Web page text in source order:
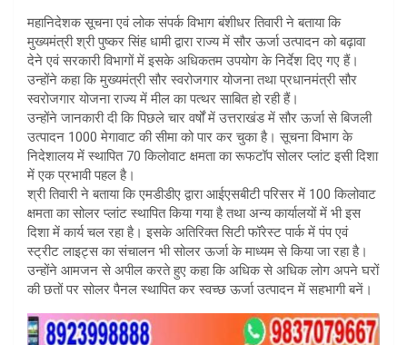
महानिदेशक सूचना एवं लोक संपर्क विभाग बंशीधर तिवारी ने बताया कि
मुख्यमंत्री श्री पुष्कर सिंह धामी द्वारा राज्य में सौर ऊर्जा उत्पादन को बढ़ावा
देने एवं सरकारी विभागों में इसके अधिकतम उपयोग के निर्देश दिए गए हैं।
उन्होंने कहा कि मुख्यमंत्री सौर स्वरोजगार योजना तथा प्रधानमंत्री सौर
स्वरोजगार योजना राज्य में मील का पत्थर साबित हो रही हैं।
उन्होंने जानकारी दी कि पिछले चार वर्षों में उत्तराखंड में सौर ऊर्जा से बिजली
उत्पादन 1000 मेगावाट की सीमा को पार कर चुका है। सूचना विभाग के
निदेशालय में स्थापित 70 किलोवाट क्षमता का रूफटॉप सोलर प्लांट इसी दिशा
में एक प्रभावी पहल है।
श्री तिवारी ने बताया कि एमडीडीए द्वारा आईएसबीटी परिसर में 100 किलोवाट
क्षमता का सोलर प्लांट स्थापित किया गया है तथा अन्य कार्यालयों में भी इस
दिशा में कार्य चल रहा है। इसके अतिरिक्त सिटी फॉरेस्ट पार्क में पंप एवं
स्ट्रीट लाइट्स का संचालन भी सोलर ऊर्जा के माध्यम से किया जा रहा है।
उन्होंने आमजन से अपील करते हुए कहा कि अधिक से अधिक लोग अपने घरों
की छतों पर सोलर पैनल स्थापित कर स्वच्छ ऊर्जा उत्पादन में सहभागी बनें।